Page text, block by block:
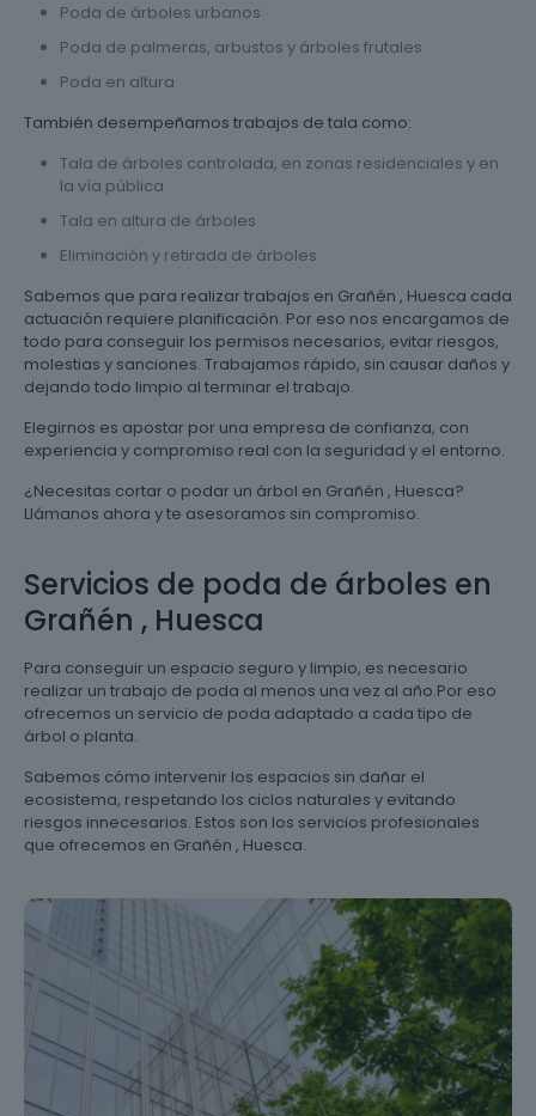
Poda de árboles urbanos
Poda de palmeras, arbustos y árboles frutales
Poda en altura
También desempeñamos trabajos de tala como:
Tala de árboles controlada, en zonas residenciales y en
la vía pública
Tala en altura de árboles
Eliminación y retirada de árboles
Sabemos que para realizar trabajos en Grañén , Huesca cada
actuación requiere planificación. Por eso nos encargamos de
todo para conseguir los permisos necesarios, evitar riesgos,
molestias y sanciones. Trabajamos rápido, sin causar daños y
dejando todo limpio al terminar el trabajo.
Elegirnos es apostar por una empresa de confianza, con
experiencia y compromiso real con la seguridad y el entorno.
¿Necesitas cortar o podar un árbol en Grañén , Huesca?
Llámanos ahora y te asesoramos sin compromiso.
Servicios de poda de árboles en
Grañén , Huesca
Para conseguir un espacio seguro y limpio, es necesario
realizar un trabajo de poda al menos una vez al año.Por eso
ofrecemos un servicio de poda adaptado a cada tipo de
árbol o planta.
Sabemos cómo intervenir los espacios sin dañar el
ecosistema, respetando los ciclos naturales y evitando
riesgos innecesarios. Estos son los servicios profesionales
que ofrecemos en Grañén , Huesca.